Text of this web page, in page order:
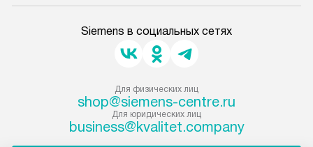
Siemens в социальных сетях
Для физических лиц
shop@siemens-centre.ru
Для юридических лиц
business@kvalitet.company